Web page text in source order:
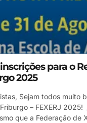
para o
2025
Sejam todos muito
– FEXERJ 2025!
que a Federação de